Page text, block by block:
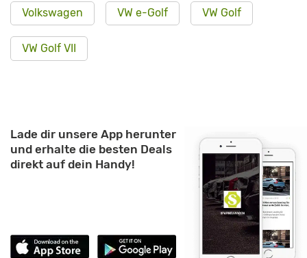
Volkswagen VW e-Golf VW Golf
VW Golf VII
Lade dir unsere App herunter
und erhalte die besten Deals
direkt auf dein Handy!